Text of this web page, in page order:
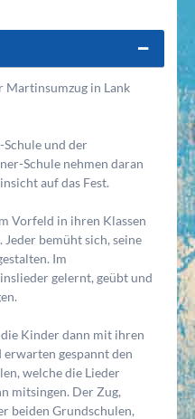
Martinsumzug in Lank
und der
Schule nehmen daran
auf das Fest.
Vorfeld in ihren Klassen
Jeder bemüht sich, seine
Im
gelernt, geübt und
Kinder dann mit ihren
erwarten gespannt den
welche die Lieder
mitsingen. Der Zug,
beiden Grundschulen,